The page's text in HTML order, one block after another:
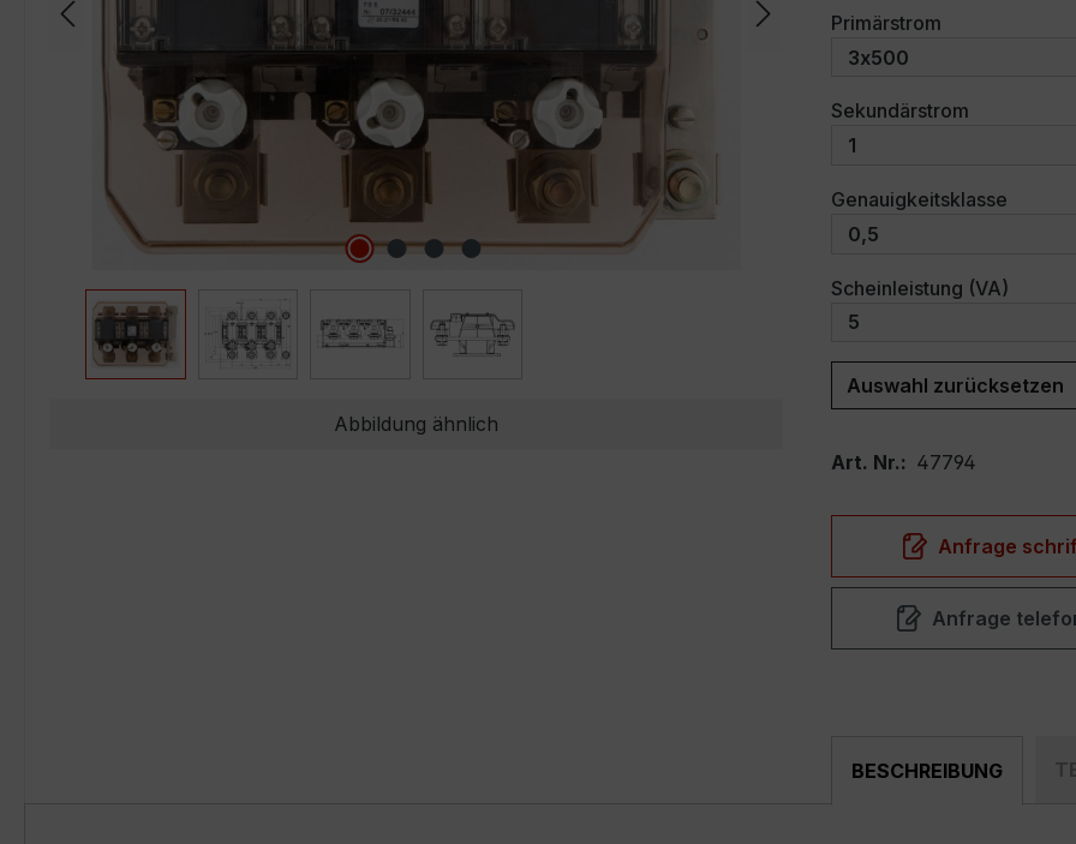
Abbildung ähnlich
Primärstrom
Sekundärstrom
Genauigkeitsklasse
Scheinleistung (VA)
Auswahl zurücksetzen
Art. Nr.: 47794
Anfrage
Anfrage
BESCHREIBUNG